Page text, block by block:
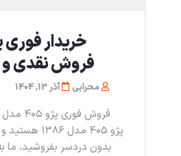
فروش نقدی و
محرابی آذر 13, 1404
پژو ۴۰۵
بدون دردسر بفروشید، ما